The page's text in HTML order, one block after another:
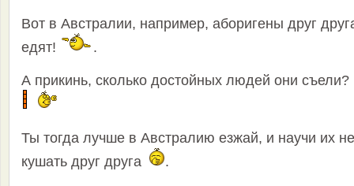
Вот в Австралии, например, аборигены друг
едят!
.
А прикинь, сколько достойных людей они съели?
Ты тогда лучше в Австралию езжай, и научи их не
кушать друг друга
.